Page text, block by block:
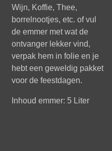
Wijn, Koffie, Thee,
borrelnootjes, etc. of vul
de emmer met wat de
ontvanger lekker vind,
verpak hem in folie en je
hebt een geweldig pakket
voor de feestdagen.
Inhoud emmer: 5 Liter